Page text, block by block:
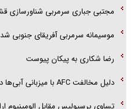
مجتبی جباری سرمربی شناورسازی
موسیمانه سرمربی آفریقای جنوبی شد
رضا شکاری به پیکان پیوست
دلیل مخالفت AFC با میزبانی آبی‌ها در عراق
تساوی پرسپولیس مقابل الومینیوم